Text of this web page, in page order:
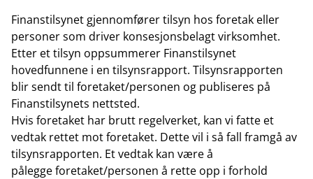
Finanstilsynet gjennomfører tilsyn hos foretak eller
personer som driver konsesjonsbelagt virksomhet.
Etter et tilsyn oppsummerer Finanstilsynet
hovedfunnene i en tilsynsrapport. Tilsynsrapporten
blir sendt til foretaket/personen og publiseres på
Finanstilsynets nettsted.
Hvis foretaket har brutt regelverket, kan vi fatte et
vedtak rettet mot foretaket. Dette vil i så fall framgå av
tilsynsrapporten. Et vedtak kan være å
pålegge foretaket/personen å rette opp i forhold